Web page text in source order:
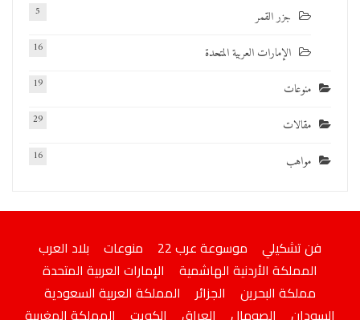
جزر القمر 5
الإمارات العربية المتحدة 16
منوعات 19
مقالات 29
مواهب 16
فن تشكيلي موسوعة عرب 22 منوعات
بلاد العرب
المملكة الأردنية الهاشمية
الإمارات العربية المتحدة
مملكة البحرين
الجزائر
المملكة العربية السعودية
السودان
الصومال العراق الكويت المملكة المغربية